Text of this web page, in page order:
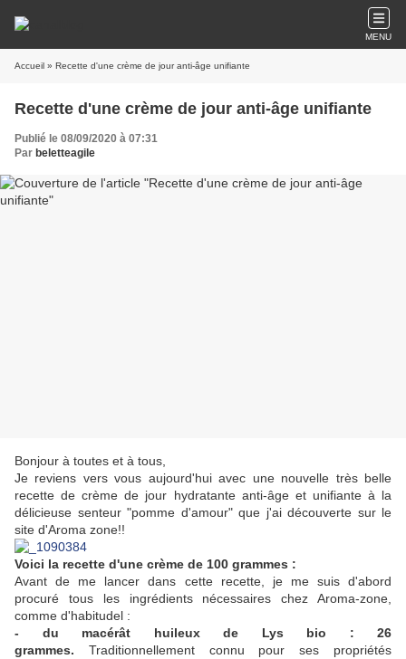
MENU
Accueil » Recette d'une crème de jour anti-âge unifiante
Recette d'une crème de jour anti-âge unifiante
Publié le 08/09/2020 à 07:31
Par beletteagile
Bonjour à toutes et à tous,
Je reviens vers vous aujourd'hui avec une nouvelle très belle
recette de crème de jour hydratante anti-âge et unifiante à la
délicieuse senteur "pomme d'amour" que j'ai découverte sur le
site d'Aroma zone!!
Voici la recette d'une crème de 100 grammes :
Avant de me lancer dans cette recette, je me suis d'abord
procuré tous les ingrédients nécessaires chez Aroma-zone,
comme d'habitudel :
- du macérât huileux de Lys bio : 26
grammes.
Traditionnellement connu pour ses propriétés